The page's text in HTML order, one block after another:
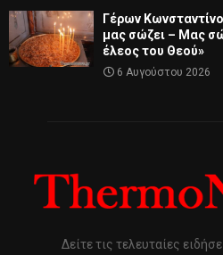
Γέρων
μας σώζει – Μας
έλεος του Θεού»
6 Αυγούστου 2026
Δείτε τις τελευταίες